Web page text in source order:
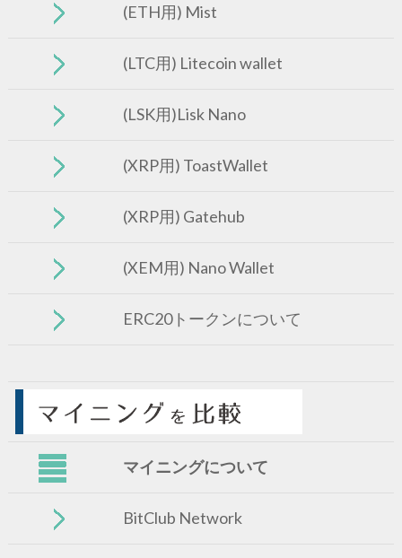
(ETH用) Mist
(LTC用) Litecoin wallet
(LSK用)Lisk Nano
(XRP用) ToastWallet
(XRP用) Gatehub
(XEM用) Nano Wallet
ERC20トークンについて
マイニングについて
BitClub Network